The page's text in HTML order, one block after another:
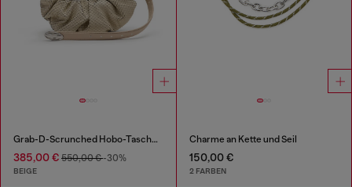
Grab-D-Scrunched Hobo-Tasche aus Leder in Schlangenoptik
385,00 € 550,00 €-30%
BEIGE
Charme an Kette und Seil
150,00 €
2 FARBEN